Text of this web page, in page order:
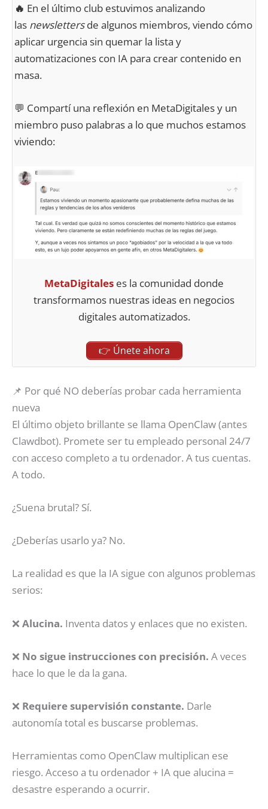
🔥 En el último club estuvimos analizando
las newslettersde algunos miembros, viendo cómo
aplicar urgencia sin quemar la lista y
automatizaciones con IA para crear contenido en
masa.
💬 Compartí una reflexión en MetaDigitales y un
miembro puso palabras a lo que muchos estamos
viviendo:
MetaDigitales es la comunidad donde
transformamos nuestras ideas en negocios
digitales automatizados.
👉 Únete ahora
📌 Por qué NO deberías probar cada herramienta
nueva
El último objeto brillante se llama OpenClaw (antes
Clawdbot). Promete ser tu empleado personal 24/7
con acceso completo a tu ordenador. A tus cuentas.
A todo.
¿Suena brutal? Sí.
¿Deberías usarlo ya? No.
La realidad es que la IA sigue con algunos problemas
serios:
❌ Alucina. Inventa datos y enlaces que no existen.
❌ No sigue instrucciones con precisión. A veces
hace lo que le da la gana.
❌ Requiere supervisión constante. Darle
autonomía total es buscarse problemas.
Herramientas como OpenClaw multiplican ese
riesgo. Acceso a tu ordenador + IA que alucina =
desastre esperando a ocurrir.